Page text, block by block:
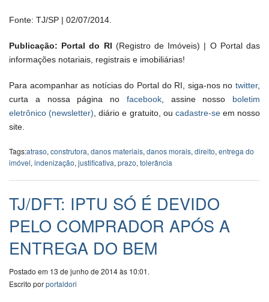
Fonte: TJ/SP | 02/07/2014.
Publicação: Portal do RI (Registro de Imóveis) | O Portal das
informações notariais, registrais e imobiliárias!
Para acompanhar as notícias do Portal do RI, siga-nos no twitter,
curta a nossa página no facebook, assine nosso boletim
eletrônico (newsletter) , diário e gratuito, ou cadastre-seem nosso
site.
Tags:atraso, construtora, danos materiais, danos morais, direito, entrega do
imóvel, indenização, justificativa, prazo, tolerância
TJ/DFT: IPTU SÓ É DEVIDO
PELO COMPRADOR APÓS A
ENTREGA DO BEM
Postado em 13 de junho de 2014 às 10:01.
Escrito porportaldori